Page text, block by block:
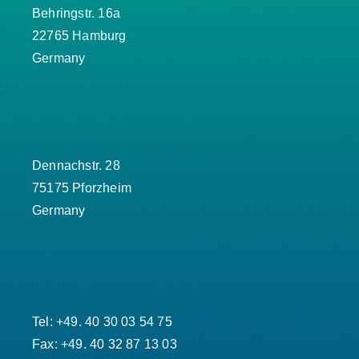
Behringstr. 16a
22765 Hamburg
Germany
Dennachstr. 28
75175 Pforzheim
Germany
Tel: +49. 40 30 03 54 75
Fax: +49. 40 32 87 13 03